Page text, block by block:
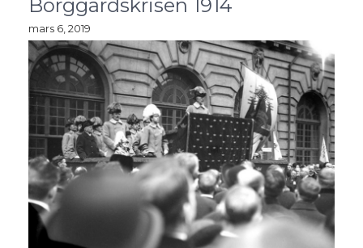
Borggårdskrisen 1914
mars 6, 2019